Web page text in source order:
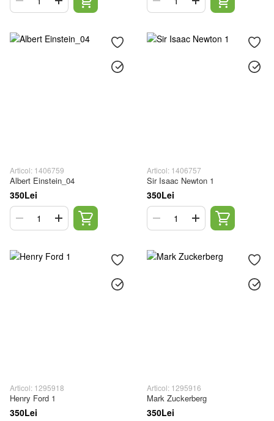
Articol: 1406759
Albert Einstein_04
350Lei
Articol: 1406757
Sir Isaac Newton 1
350Lei
Articol: 1295918
Henry Ford 1
350Lei
Articol: 1295916
Mark Zuckerberg
350Lei